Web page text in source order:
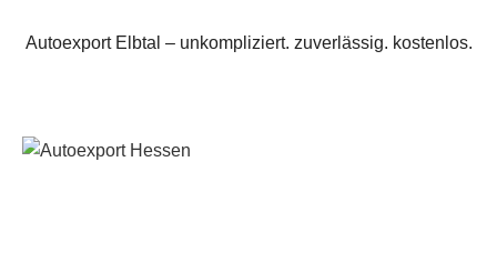
Autoexport Elbtal – unkompliziert. zuverlässig. kostenlos.